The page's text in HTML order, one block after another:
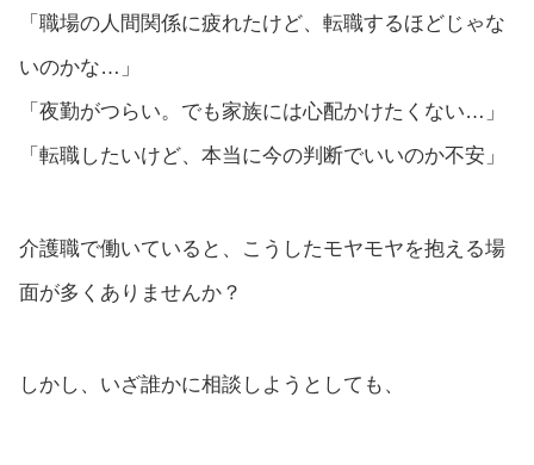
「職場の人間関係に疲れたけど、転職するほどじゃな
いのかな…」
「夜勤がつらい。でも家族には心配かけたくない…」
「転職したいけど、本当に今の判断でいいのか不安」
介護職で働いていると、こうしたモヤモヤを抱える場
面が多くありませんか？
しかし、いざ誰かに相談しようとしても、